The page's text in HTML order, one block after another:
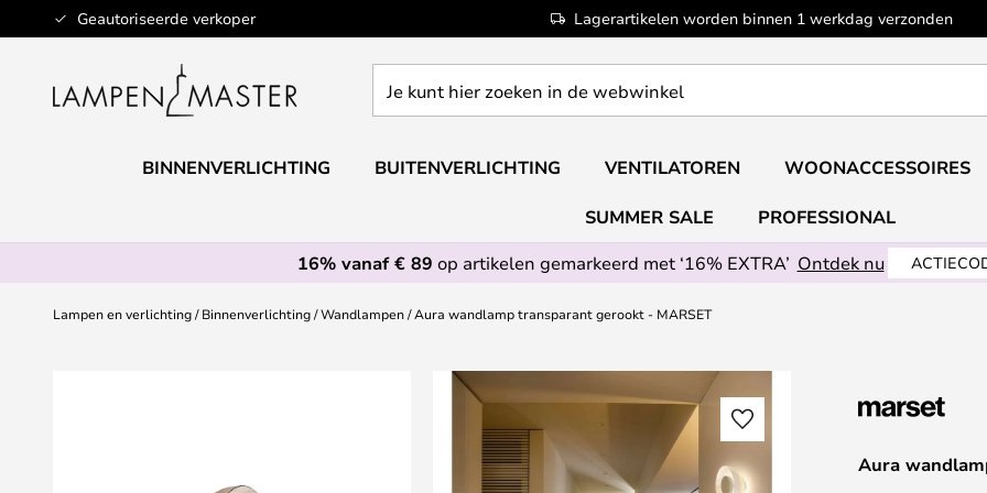
Geautoriseerde verkoper Lagerartikelen worden binnen 1 werkdag verzonden
Ga
naar
inhoud
kunt
zoeken
webwinkel
BINNENVERLICHTING BUITENVERLICHTING VENTILATOREN WOONACCESSOIRES
SUMMER SALE
PROFESSIONAL
16% vanaf € 89 op artikelen gemarkeerd met ‘16% EXTRA’ Ontdek nu
Lampen en verlichting Binnenverlichting Wandlampen Aura wandlamp transparant gerookt - MARSET
Aura